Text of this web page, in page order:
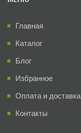
Главная
Каталог
Блог
Избранное
Оплата и доставка
Контакты